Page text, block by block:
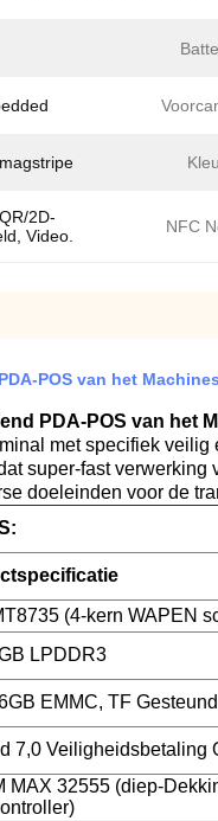
2D-
Video.
NFC
POS van het
PDA-POS van het
met specifiek
super-fast
doeleinden voor de
(4-kern WAPEN
LPDDR3
EMMC, TF
7,0 Veiligheidsbetaling
MAX 32555 (diep-